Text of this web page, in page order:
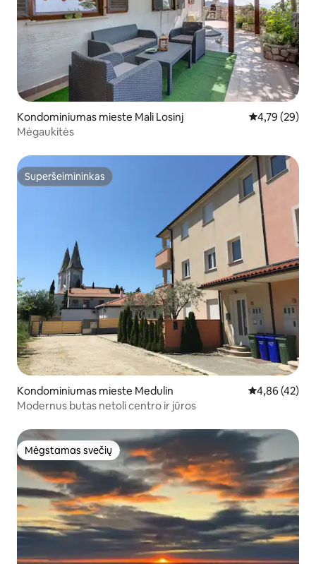
Kondominiumas mieste Mali Losinj Vidutinis
4,79 (29)
Mėgaukitės
Superšeimininkas
Superšeimininkas
Kondominiumas mieste Medulin Vidutinis
4,86 (42)
Modernus butas netoli centro ir jūros
Mėgstamas svečių
Mėgstamas svečių